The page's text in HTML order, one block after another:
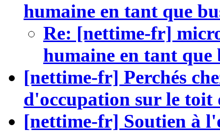
humaine en tant que
Re: [nettime-fr]
humaine en tant que
[nettime-fr] Perchés
d'occupation sur le
[nettime-fr] Soutien à